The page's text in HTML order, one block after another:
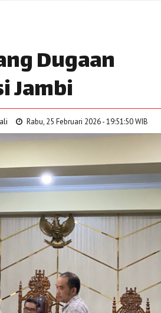
Dugaan
Jambi
Rabu, 25 Februari 2026 - 19:51:50 WIB